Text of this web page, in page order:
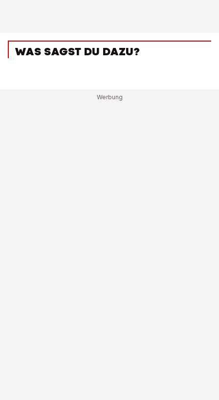
WAS SAGST DU DAZU?